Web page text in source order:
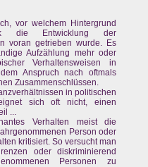
vor welchem Hintergrund
die Entwicklung der
voran getrieben wurde. Es
Aufzählung mehr oder
Verhaltensweisen in
Anspruch nach oftmals
Zusammenschlüssen.
in politischen
sich oft nicht, einen
...
Verhalten meist die
Person oder
kritisiert. So versucht man
oder diskriminierend
Personen zu